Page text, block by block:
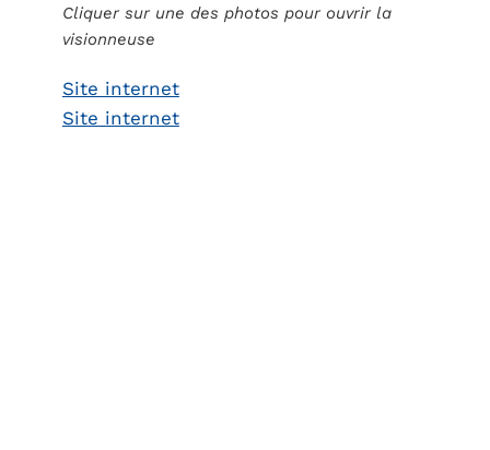
Cliquer sur une des photos pour ouvrir la
visionneuse
Site internet
Site internet